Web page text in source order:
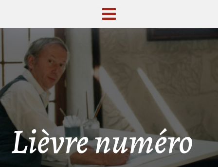
Lièvre numéro